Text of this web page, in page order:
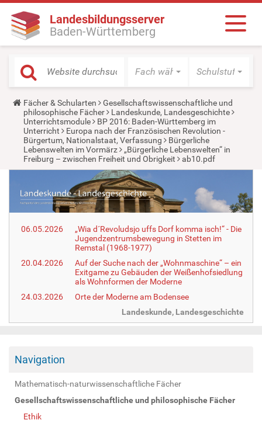
Landesbildungsserver
Baden-Württemberg
Fach wählen Schulstufe
Y
o
u
a
r
e
h
e
:
Fächer & Schularten
Gesellschaftswissenschaftliche und
philosophische Fächer
Landeskunde, Landesgeschichte
Unterrichtsmodule
BP 2016: Baden-Württemberg im
Unterricht
Europa nach der Französischen Revolution -
Bürgertum, Nationalstaat, Verfassung
Bürgerliche
Lebenswelten im Vormärz
„Bürgerliche Lebenswelten“ in
Freiburg – zwischen Freiheit und Obrigkeit
ab10.pdf
06.05.2026
„Wia d´Revoludsjo uffs Dorf komma isch!“ - Die
Jugendzentrumsbewegung in Stetten im
Remstal (1968-1977)
20.04.2026
Auf der Suche nach der „Wohnmaschine“ – ein
Exitgame zu Gebäuden der Weißenhofsiedlung
als Wohnformen der Moderne
24.03.2026
Orte der Moderne am Bodensee
Landeskunde, Landesgeschichte
Navigation
Mathematisch-naturwissenschaftliche Fächer
Gesellschaftswissenschaftliche und philosophische Fächer
Ethik